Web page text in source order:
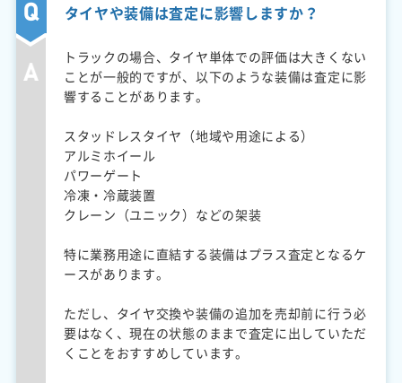
タイヤや装備は査定に影響しますか？
トラックの場合、タイヤ単体での評価は大きくない
ことが一般的ですが、以下のような装備は査定に影
響することがあります。
スタッドレスタイヤ（地域や用途による）
アルミホイール
パワーゲート
冷凍・冷蔵装置
クレーン（ユニック）などの架装
特に業務用途に直結する装備はプラス査定となるケ
ースがあります。
ただし、タイヤ交換や装備の追加を売却前に行う必
要はなく、現在の状態のままで査定に出していただ
くことをおすすめしています。